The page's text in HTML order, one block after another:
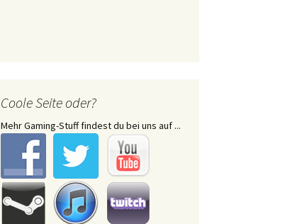
Coole Seite oder?
Mehr Gaming-Stuff findest du bei uns auf ...